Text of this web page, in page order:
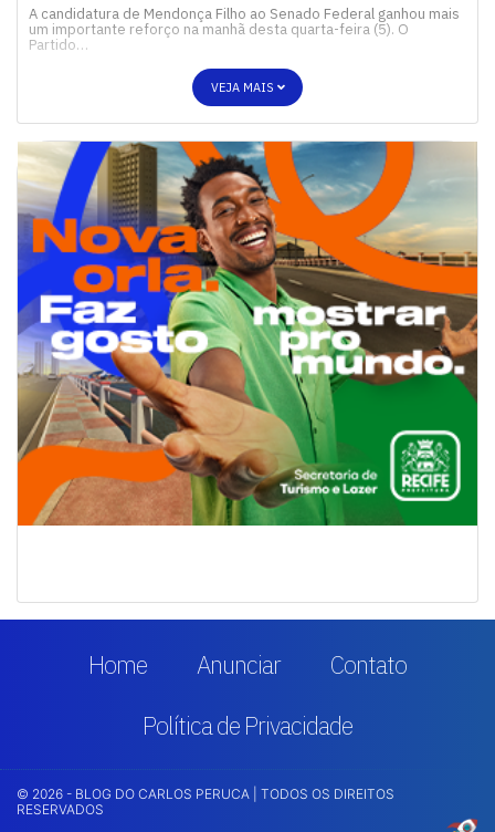
A candidatura de Mendonça Filho ao Senado Federal ganhou mais
um importante reforço na manhã desta quarta-feira (5). O
Partido…
VEJA MAIS
Home Anunciar
Contato
Política de Privacidade
© 2026 - BLOG DO CARLOS PERUCA | TODOS OS DIREITOS
RESERVADOS